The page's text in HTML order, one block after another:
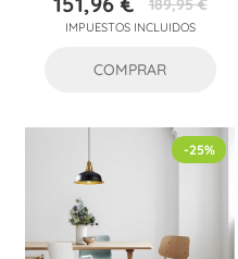
Precio
Precio
base
189,95 €
IMPUESTOS INCLUIDOS
COMPRAR
-25%